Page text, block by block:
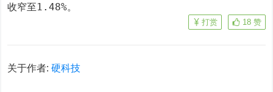
收窄至1.48%。
18 赞
打赏
关于作者:硬科技